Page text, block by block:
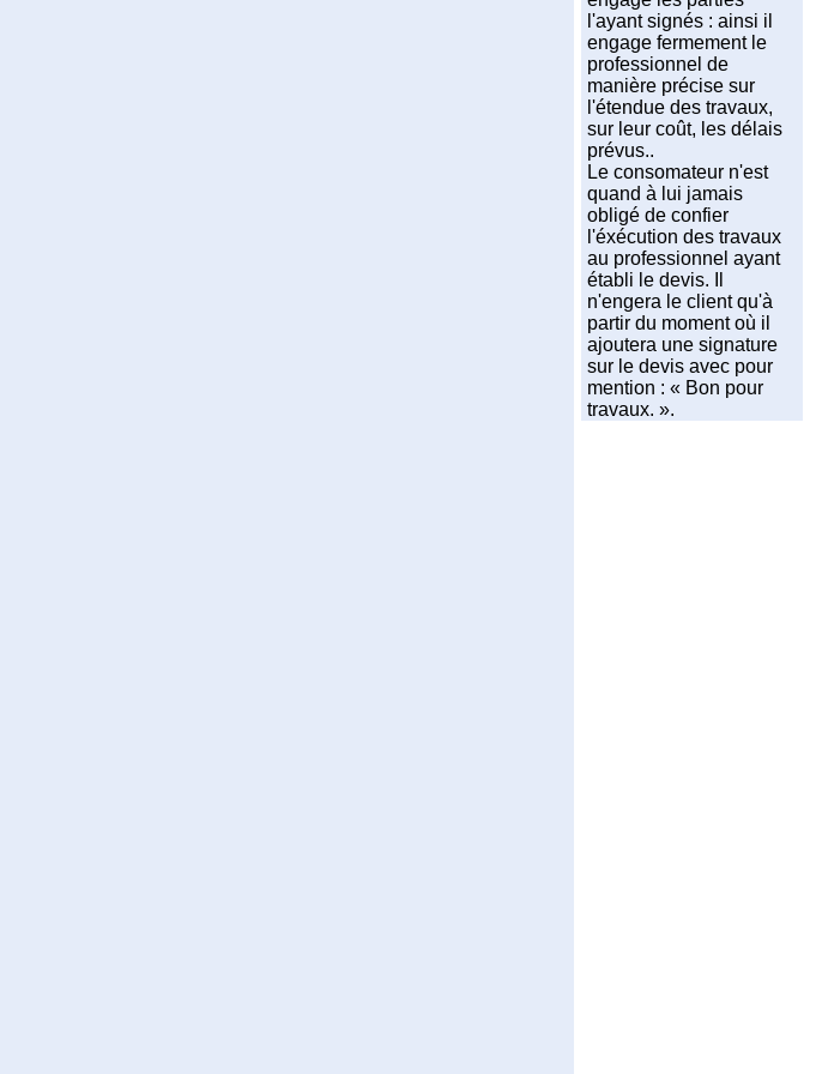
l'ayant signés : ainsi il
engage fermement le
professionnel de
manière précise sur
l'étendue des travaux,
sur leur coût, les délais
prévus..
Le consomateur n'est
quand à lui jamais
obligé de confier
l'éxécution des travaux
au professionnel ayant
établi le devis. Il
n'engera le client qu'à
partir du moment où il
ajoutera une signature
sur le devis avec pour
mention : « Bon pour
travaux. ».